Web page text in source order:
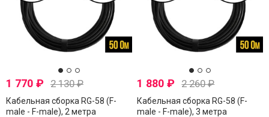
1 770 ₽ 2 130₽
Кабельная сборка RG-58 (F-
male - F-male), 2 метра
1 880₽ 2 260₽
Кабельная сборка RG-58 (F-
male - F-male), 3 метра